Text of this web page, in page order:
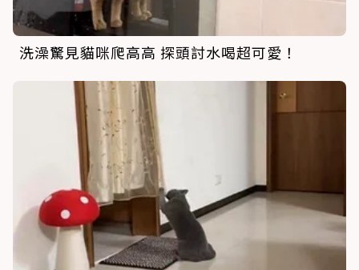
洗澡驚見貓咪爬高高 探頭討水喝超可愛！